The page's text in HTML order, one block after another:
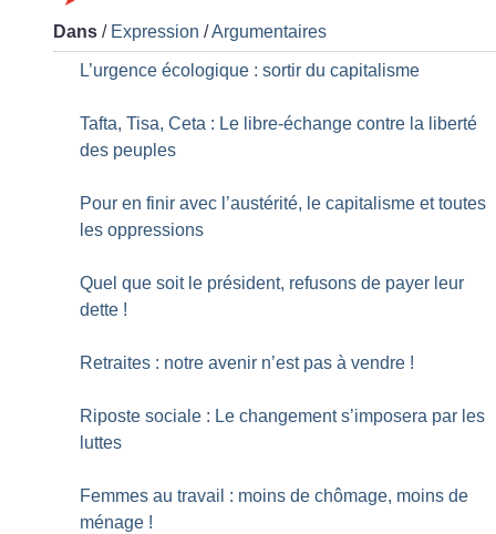
Dans / Expression /Argumentaires
L’urgence écologique : sortir du capitalisme
Tafta, Tisa, Ceta : Le libre-échange contre la liberté
des peuples
Pour en finir avec l’austérité, le capitalisme et toutes
les oppressions
Quel que soit le président, refusons de payer leur
dette !
Retraites : notre avenir n’est pas à vendre !
Riposte sociale : Le changement s’imposera par les
luttes
Femmes au travail : moins de chômage, moins de
ménage !